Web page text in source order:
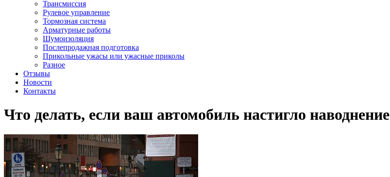
Трансмиссия
Рулевое управление
Тормозная система
Арматурные работы
Шумоизоляция
Послепродажная подготовка
Прикольные ужасы или ужасные приколы
Разное
Отзывы
Новости
Контакты
Что делать, если ваш автомобиль настигло наводнение